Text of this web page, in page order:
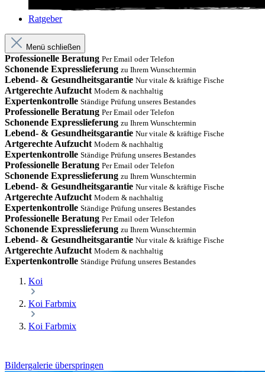
Ratgeber
Menü schließen
Professionelle Beratung Per Email oder Telefon
Schonende Expresslieferung zu Ihrem Wunschtermin
Lebend- & Gesundheitsgarantie Nur vitale & kräftige Fische
Artgerechte Aufzucht Modern & nachhaltig
Expertenkontrolle Ständige Prüfung unseres Bestandes
Professionelle Beratung Per Email oder Telefon
Schonende Expresslieferung zu Ihrem Wunschtermin
Lebend- & Gesundheitsgarantie Nur vitale & kräftige Fische
Artgerechte Aufzucht Modern & nachhaltig
Expertenkontrolle Ständige Prüfung unseres Bestandes
Professionelle Beratung Per Email oder Telefon
Schonende Expresslieferung zu Ihrem Wunschtermin
Lebend- & Gesundheitsgarantie Nur vitale & kräftige Fische
Artgerechte Aufzucht Modern & nachhaltig
Expertenkontrolle Ständige Prüfung unseres Bestandes
Professionelle Beratung Per Email oder Telefon
Schonende Expresslieferung zu Ihrem Wunschtermin
Lebend- & Gesundheitsgarantie Nur vitale & kräftige Fische
Artgerechte Aufzucht Modern & nachhaltig
Expertenkontrolle Ständige Prüfung unseres Bestandes
Koi
Koi Farbmix
Koi Farbmix
Bildergalerie überspringen